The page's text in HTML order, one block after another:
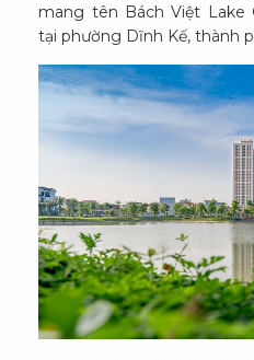
mang tên Bách Việt Lake
tại phường Dĩnh Kế, thành